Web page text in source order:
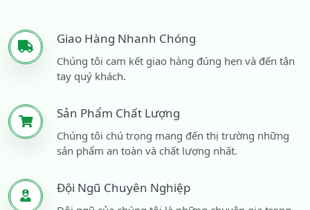
Giao Hàng Nhanh Chóng
Chúng tôi cam kết giao hàng đúng hẹn và đến tận
tay quý khách.
Sản Phẩm Chất Lượng
Chúng tôi chú trọng mang đến thị trường những
sản phẩm an toàn và chất lượng nhất.
Đội Ngũ Chuyên Nghiệp